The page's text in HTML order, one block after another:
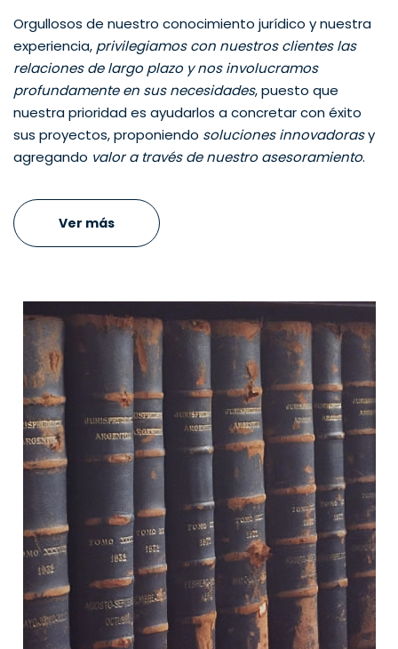
Orgullosos de nuestro conocimiento jurídico y nuestra
experiencia, privilegiamos con nuestros clientes las
relaciones de largo plazo y nos involucramos
profundamente en sus necesidades, puesto que
nuestra prioridad es ayudarlos a concretar con éxito
sus proyectos, proponiendo soluciones innovadorasy
agregando valor a través de nuestro asesoramiento.
Ver más